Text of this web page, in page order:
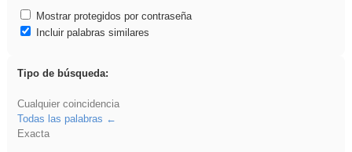
Mostrar protegidos por contraseña
Incluir palabras similares
Tipo de búsqueda:
Cualquier coincidencia
Todas las palabras
Exacta